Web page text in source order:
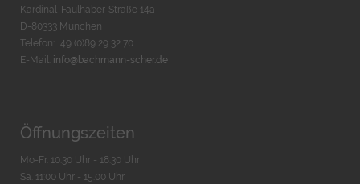
Kardinal-Faulhaber-Straße 14a
D-80333 München
Telefon: +49 (0)89 29 32 70
E-Mail: info@bachmann-scher.de
Öffnungszeiten
Mo-Fr. 10:30 Uhr - 18:30 Uhr
Sa. 11:00 Uhr - 15.00 Uhr